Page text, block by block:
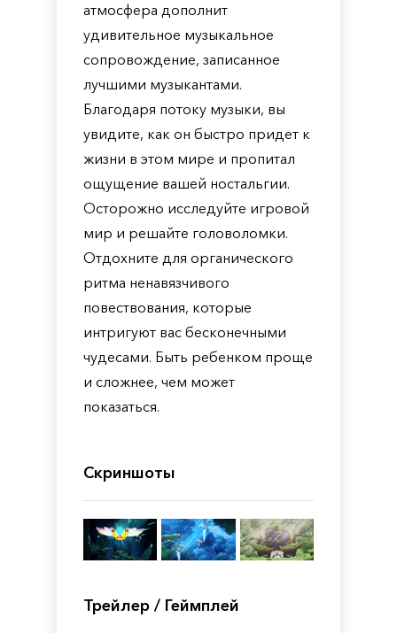
атмосфера дополнит
удивительное музыкальное
сопровождение, записанное
лучшими музыкантами.
Благодаря потоку музыки, вы
увидите, как он быстро придет к
жизни в этом мире и пропитал
ощущение вашей ностальгии.
Осторожно исследуйте игровой
мир и решайте головоломки.
Отдохните для органического
ритма ненавязчивого
повествования, которые
интригуют вас бесконечными
чудесами. Быть ребенком проще
и сложнее, чем может
показаться.
Скриншоты
Трейлер / Геймплей